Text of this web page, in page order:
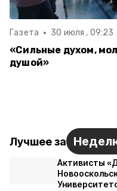
Газета 30 июля , 09:23
«Сильные духом,
душой»
Лучшее за
Активисты